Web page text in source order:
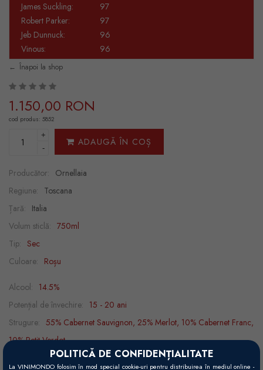
POLITICĂ DE CONFIDENȚIALITATE
La VINIMONDO folosim în mod special cookie-uri pentru distribuirea în mediul online -
James Suckling:
97
Robert Parker:
97
Jeb Dunnuck:
96
Vinous:
96
Înapoi la shop
1.150,00 RON
cod produs: 5852
+
-
ADAUGĂ ÎN COȘ
Producător: Ornellaia
Regiune: Toscana
Țară: Italia
Volum sticlă: 750ml
Tip: Sec
Culoare: Roșu
Alcool: 14.5%
Potențial de învechire: 15 - 20 ani
Strugure: 55% Cabernet Sauvignon, 25% Merlot, 10% Cabernet Franc,
10% Petit Verdot
Recomandări gastronomice:
brânzeturi, vânat, vită